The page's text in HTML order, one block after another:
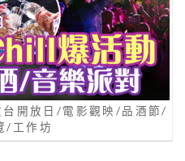
開放日/電影觀映/品酒節/
/工作坊